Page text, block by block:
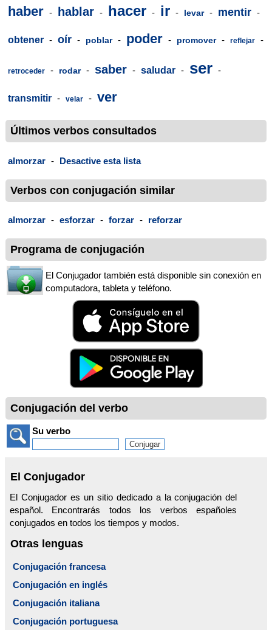
haber - hablar - hacer - ir - levar - mentir -
obtener - oír - poblar - poder - promover - reflejar -
retroceder - rodar - saber - saludar - ser -
transmitir - velar - ver
Últimos verbos consultados
almorzar - Desactive esta lista
Verbos con conjugación similar
almorzar - esforzar - forzar - reforzar
Programa de conjugación
El Conjugador también está disponible sin conexión en
computadora, tableta y teléfono.
Conjugación del verbo
Su verbo
El Conjugador
El Conjugador es un sitio dedicado a la conjugación del
español. Encontrarás todos los verbos españoles
conjugados en todos los tiempos y modos.
Otras lenguas
Conjugación francesa
Conjugación en inglés
Conjugación italiana
Conjugación portuguesa